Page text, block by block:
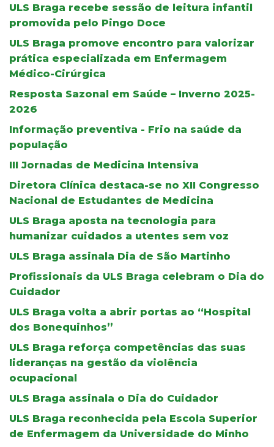
ULS Braga recebe sessão de leitura infantil
promovida pelo Pingo Doce
ULS Braga promove encontro para valorizar
prática especializada em Enfermagem
Médico-Cirúrgica
Resposta Sazonal em Saúde – Inverno 2025-
2026
Informação preventiva - Frio na saúde da
população
III Jornadas de Medicina Intensiva
Diretora Clínica destaca-se no XII Congresso
Nacional de Estudantes de Medicina
ULS Braga aposta na tecnologia para
humanizar cuidados a utentes sem voz
ULS Braga assinala Dia de São Martinho
Profissionais da ULS Braga celebram o Dia do
Cuidador
ULS Braga volta a abrir portas ao “Hospital
dos Bonequinhos”
ULS Braga reforça competências das suas
lideranças na gestão da violência
ocupacional
ULS Braga assinala o Dia do Cuidador
ULS Braga reconhecida pela Escola Superior
de Enfermagem da Universidade do Minho